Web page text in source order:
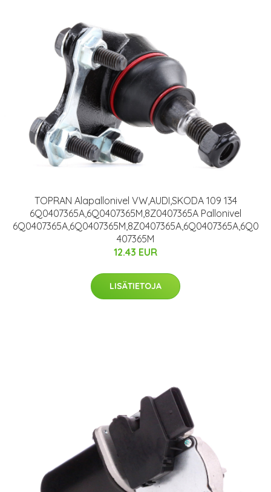
TOPRAN Alapallonivel VW,AUDI,SKODA 109 134
6Q0407365A,6Q0407365M,8Z0407365A Pallonivel
6Q0407365A,6Q0407365M,8Z0407365A,6Q0407365A,6Q0
407365M
12.43 EUR
LISÄTIETOJA